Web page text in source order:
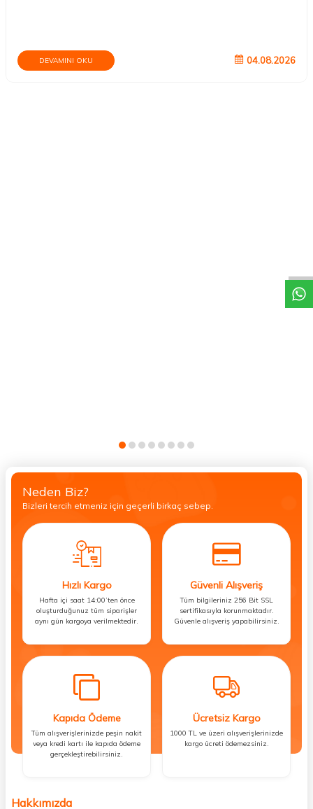
DEVAMINI OKU 04.08.2026
Neden Biz?
Bizleri tercih etmeniz için geçerli birkaç sebep.
Hızlı Kargo
Hafta içi saat 14:00’ten önce
oluşturduğunuz tüm siparişler
aynı gün kargoya verilmektedir.
Güvenli Alışveriş
Tüm bilgileriniz 256 Bit SSL
sertifikasıyla korunmaktadır.
Güvenle alışveriş yapabilirsiniz.
Kapıda Ödeme
Tüm alışverişlerinizde peşin nakit
veya kredi kartı ile kapıda ödeme
gerçekleştirebilirsiniz.
Ücretsiz Kargo
1000 TL ve üzeri alışverişlerinizde
kargo ücreti ödemezsiniz.
Hakkımızda